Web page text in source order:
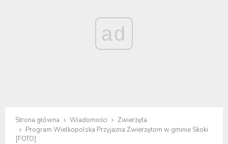
ad
Strona główna Wiadomości
Zwierzęta
Program Wielkopolska Przyjazna Zwierzętom w gminie Skoki
[FOTO]